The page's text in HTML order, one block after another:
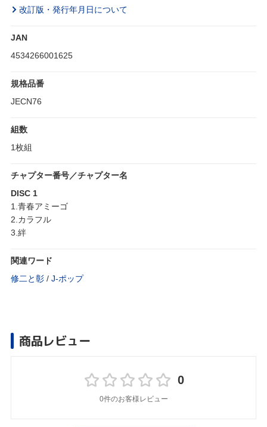
改訂版・発行年月日について
JAN
4534266001625
規格品番
JECN76
組数
1枚組
チャプター番号／チャプター名
DISC 1
1.青春アミーゴ
2.カラフル
3.絆
関連ワード
修二と彰 / J‐ポップ
商品レビュー
0
0件のお客様レビュー